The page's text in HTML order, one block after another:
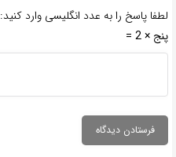
لطفا پاسخ را به عدد انگلیسی وارد کنید:
پنج × 2 =